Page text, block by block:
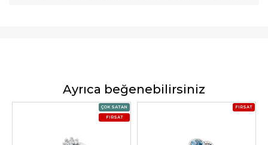
Ayrıca beğenebilirsiniz
ÇOK SATAN
FIRSAT
FIRSAT